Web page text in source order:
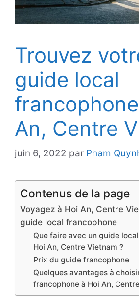
Trouvez
guide local
An, Centre
juin 6, 2022 par Pham
Contenus de la page
Voyagez à Hoi An, Centre
guide local francophone
Que faire avec un guide
Hoi An, Centre Vietnam ?
Prix du guide francophone
Quelques avantages à
francophone à Hoi An,